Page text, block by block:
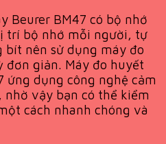
Beurer BM47 có bộ nhớ
trí bộ nhớ mỗi người, tự
nên sử dụng máy đo
đơn giản. Máy đo huyết
ứng dụng công nghệ cảm
vậy bạn có thể kiểm
cách nhanh chóng và